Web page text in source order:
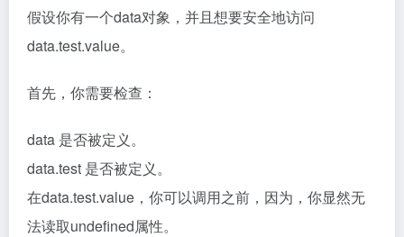
假设你有一个data对象，并且想要安全地访问
data.test.value。
首先，你需要检查：
data 是否被定义。
data.test 是否被定义。
在data.test.value，你可以调用之前，因为，你显然无
法读取undefined属性。